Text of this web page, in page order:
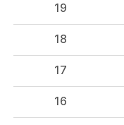
19
18
17
16